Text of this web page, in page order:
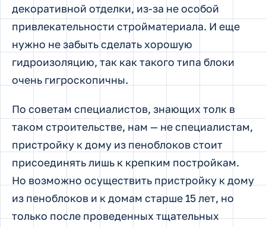
декоративной отделки, из-за не особой
привлекательности стройматериала. И еще
нужно не забыть сделать хорошую
гидроизоляцию, так как такого типа блоки
очень гигроскопичны.
По советам специалистов, знающих толк в
таком строительстве, нам — не специалистам,
пристройку к дому из пеноблоков стоит
присоединять лишь к крепким постройкам.
Но возможно осуществить пристройку к дому
из пеноблоков и к домам старше 15 лет, но
только после проведенных тщательных